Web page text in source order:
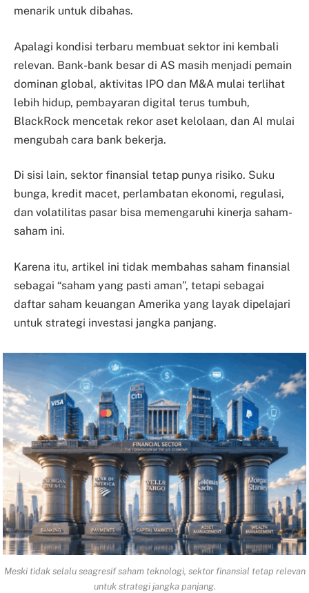
menarik untuk dibahas.
Apalagi kondisi terbaru membuat sektor ini kembali
relevan. Bank-bank besar di AS masih menjadi pemain
dominan global, aktivitas IPO dan M&A mulai terlihat
lebih hidup, pembayaran digital terus tumbuh,
BlackRock mencetak rekor aset kelolaan, dan AI mulai
mengubah cara bank bekerja.
Di sisi lain, sektor finansial tetap punya risiko. Suku
bunga, kredit macet, perlambatan ekonomi, regulasi,
dan volatilitas pasar bisa memengaruhi kinerja saham-
saham ini.
Karena itu, artikel ini tidak membahas saham finansial
sebagai “saham yang pasti aman”, tetapi sebagai
daftar saham keuangan Amerika yang layak dipelajari
untuk strategi investasi jangka panjang.
Meski tidak selalu seagresif saham teknologi, sektor finansial tetap relevan
untuk strategi jangka panjang.